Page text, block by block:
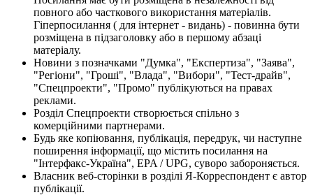
повного або часткового використання матеріалів.
Гіперпосилання ( для інтернет - видань) - повинна бути
розміщена в підзаголовку або в першому абзаці
матеріалу.
Новини з позначками "Думка", "Експертиза", "Заява",
"Регіони", "Гроші", "Влада", "Вибори", "Тест-драйв",
"Спецпроекти", "Промо" публікуються на правах
реклами.
Розділ Спецпроекти створюється спільно з
комерційними партнерами.
Будь яке копіювання, публікація, передрук, чи наступне
поширення інформації, що містить посилання на
"Інтерфакс-Україна", EPA / UPG, суворо забороняється.
Власник веб-сторінки в розділі Я-Корреспондент є автор
публікації.